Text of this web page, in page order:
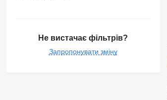
Не вистачає фільтрів?
Запропонувати зміну